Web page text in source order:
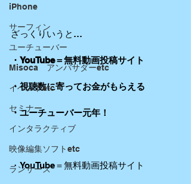
iPhone
サーフィン
ユーチューバー
Misoca アンバサダーetc
イベントetc
セミナー
インタラクティブ
映像編集ソフトetc
ランサーズ
ざっくりいうと…
・YouTube＝無料動画投稿サイト
・視聴数に寄ってお金がもらえる
・ユーチューバー元年！
・YouTube＝無料動画投稿サイト